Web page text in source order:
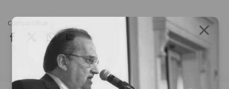
Compartilhar